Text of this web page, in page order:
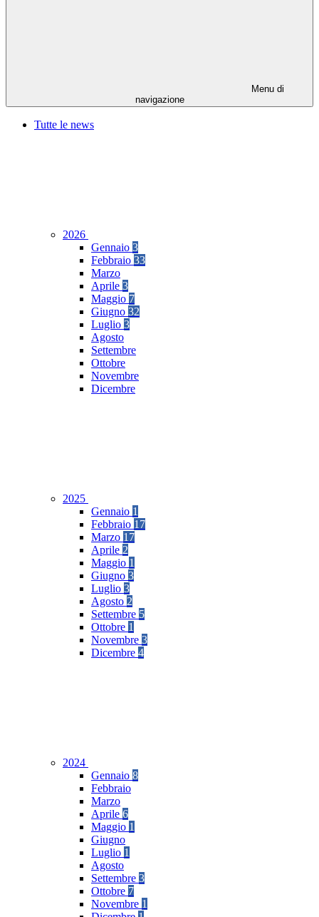
Menu di
navigazione
Tutte le news
2026
Gennaio 3
Febbraio 33
Marzo
Aprile 3
Maggio 7
Giugno 32
Luglio 3
Agosto
Settembre
Ottobre
Novembre
Dicembre
2025
Gennaio 1
Febbraio 17
Marzo 17
Aprile 2
Maggio 1
Giugno 3
Luglio 3
Agosto 2
Settembre 5
Ottobre 1
Novembre 3
Dicembre 4
2024
Gennaio 8
Febbraio
Marzo
Aprile 6
Maggio 1
Giugno
Luglio 1
Agosto
Settembre 3
Ottobre 7
Novembre 1